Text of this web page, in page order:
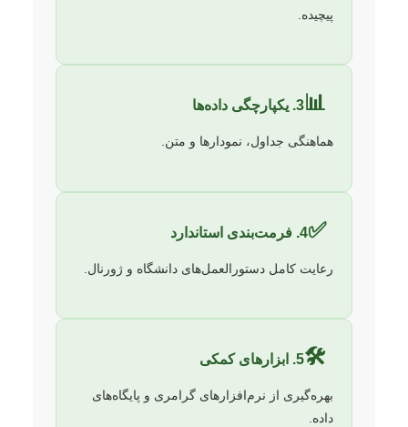
پیچیده.
📊 3. یکپارچگی داده‌ها
هماهنگی جداول، نمودارها و متن.
✅4. فرمت‌بندی استاندارد
رعایت کامل دستورالعمل‌های دانشگاه و ژورنال.
🛠️5. ابزارهای کمکی
بهره‌گیری از نرم‌افزارهای گرامری و پایگاه‌های
داده.